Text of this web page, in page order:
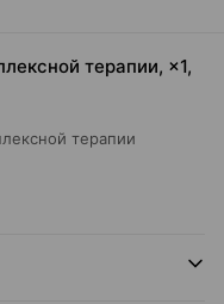
терапии, ×1,
терапии